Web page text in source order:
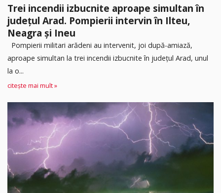
Trei incendii izbucnite aproape simultan în
județul Arad. Pompierii intervin în Ilteu,
Neagra și Ineu
Pompierii militari arădeni au intervenit, joi după-amiază,
aproape simultan la trei incendii izbucnite în județul Arad, unul
la o...
citește mai mult »